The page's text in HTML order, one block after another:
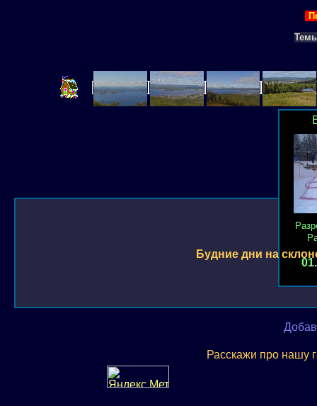
Будние дни на
Расскажи про нашу